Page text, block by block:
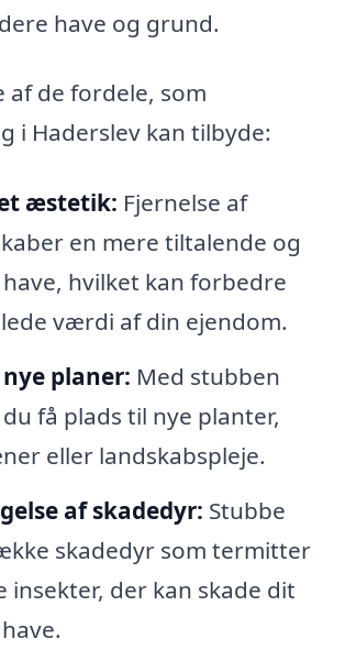
have og grund.
af de fordele, som
i Haderslev kan tilbyde:
æstetik: Fjernelse af
en mere tiltalende og
hvilket kan forbedre
værdi af din ejendom.
planer: Med stubben
få plads til nye planter,
eller landskabspleje.
af skadedyr: Stubbe
skadedyr som termitter
insekter, der kan skade dit